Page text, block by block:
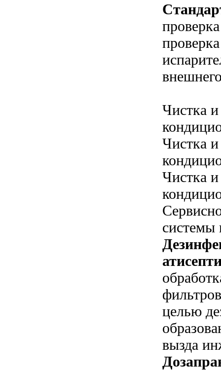
Чистка
Чистка
Чистка
системы
целью
вызда